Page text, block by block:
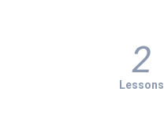
2
Lessons